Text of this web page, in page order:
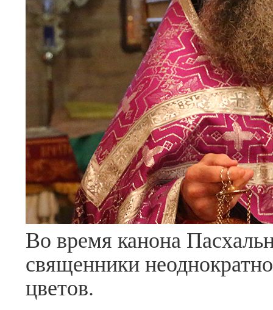
Во время канона
священники
цветов.